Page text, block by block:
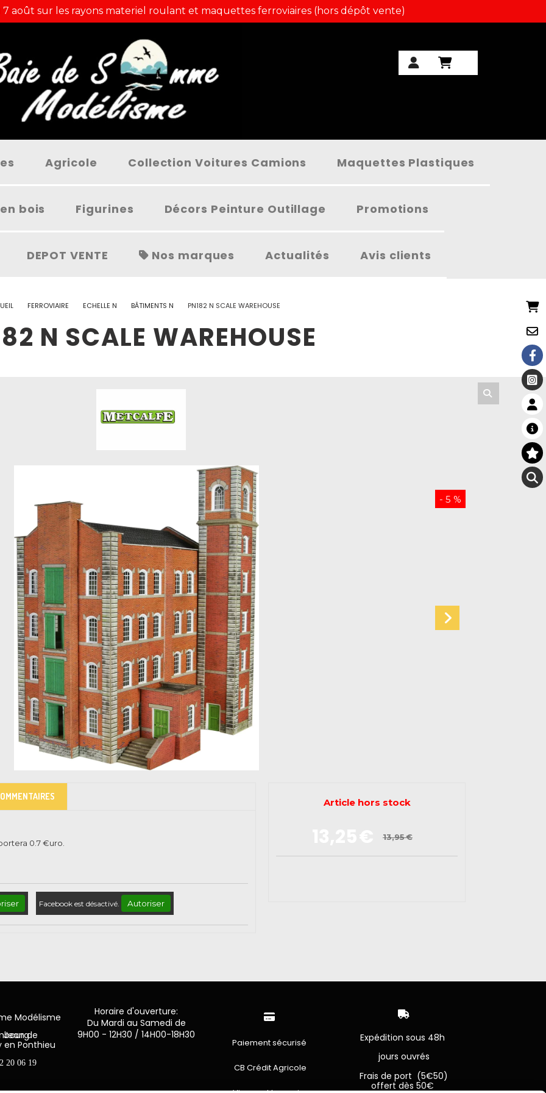
7 août sur les rayons materiel roulant et maquettes ferroviaires (hors dépôt vente)
Agricole Collection Voitures Camions Maquettes Plastiques
bois Figurines Décors Peinture Outillage Promotions
DEPOT VENTE Nos marques Actualités Avis clients
FERROVIAIRE ECHELLE N BÂTIMENTS N PN182 N SCALE WAREHOUSE
N SCALE WAREHOUSE
- 5 %
13,95€
Article hors stock
0.7€uro.
Facebook est désactivé. Autoriser
Modélisme
Luxembourg
en Ponthieu
20 06 19
Horaire d'ouverture:
Du Mardi au Samedi de
9H00 - 12H30 / 14H00-18H30

Paiement sécurisé
CB Crédit Agricole

Expédition sous 48h
jours ouvrés
Frais de port (5€50)
offert dès 50€